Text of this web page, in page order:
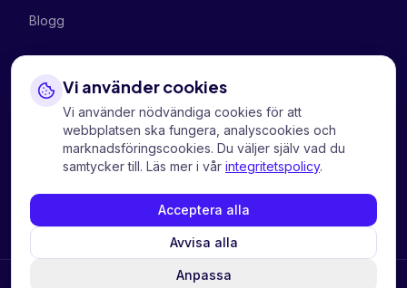
Vi använder cookies
Vi använder nödvändiga cookies för att
webbplatsen ska fungera, analyscookies och
marknadsföringscookies. Du väljer själv vad du
samtycker till. Läs mer i vår integritetspolicy.
Anpassa
Avvisa alla
Acceptera alla
Blogg
FÖRETAGET
Om oss
Kontakta oss
Integritetspolicy
Informasjonskapsler